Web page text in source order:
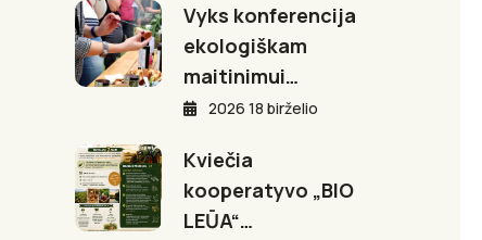
Vyks konferencija
ekologiškam
maitinimui…
2026 18 birželio
Kviečia
kooperatyvo „BIO
LEŪA“…